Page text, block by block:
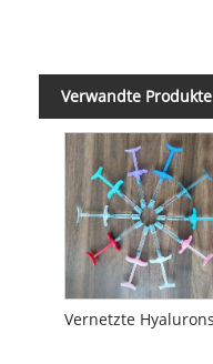
Verwandte Produkte